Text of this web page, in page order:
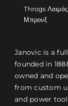
Throgs
Μπρονξ
Janovic is a
founded in
owned and
from custom
and power